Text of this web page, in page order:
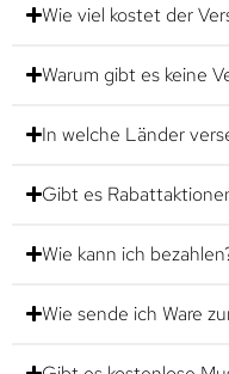
Wie viel kostet der
Warum gibt es keine
In welche Länder
Gibt es
Wie kann ich
Wie sende ich Ware